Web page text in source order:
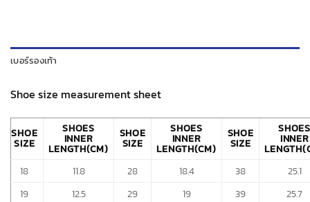
เบอร์รองเท้า
Shoe size measurement sheet
SHOE
SIZE
SHOES
INNER
LENGTH(CM)
SHOE
SIZE
SHOES
INNER
LENGTH(CM)
SHOE
SIZE
SHOES
INNER
18
11.8 28 18.4 38
25.1
19
12.5 29 19 39
25.7